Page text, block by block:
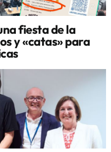
fiesta de la
y «catas» para